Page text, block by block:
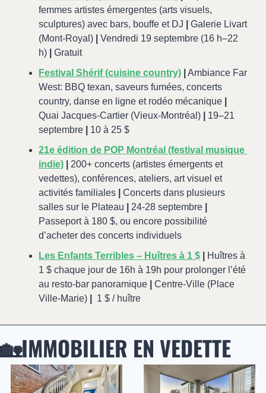
femmes artistes émergentes (arts visuels,
sculptures) avec bars, bouffe et DJ
Galerie Livart
(Mont-Royal)
Vendredi 19 septembre (16 h–22
h)
Gratuit
Festival Shérif (cuisine country)
Ambiance Far
West: BBQ texan, saveurs fumées, concerts
country, danse en ligne et rodéo mécanique
Quai Jacques-Cartier (Vieux-Montréal)
19–21
septembre
10 à 25 $
21e édition de POP Montréal (festival musique
indie)
200+ concerts (artistes émergents et
vedettes), conférences, ateliers, art visuel et
activités familiales
Concerts dans plusieurs
salles sur le Plateau
24-28 septembre
Passeport à 180 $, ou encore possibilité
d’acheter des concerts individuels
Les Enfants Terribles – Huîtres à 1 $
Huîtres à
1 $ chaque jour de 16h à 19h pour prolonger l’été
au resto-bar panoramique
Centre-Ville (Place
Ville-Marie)
  1 $ / huître
🏡IMMOBILIER EN VEDETTE